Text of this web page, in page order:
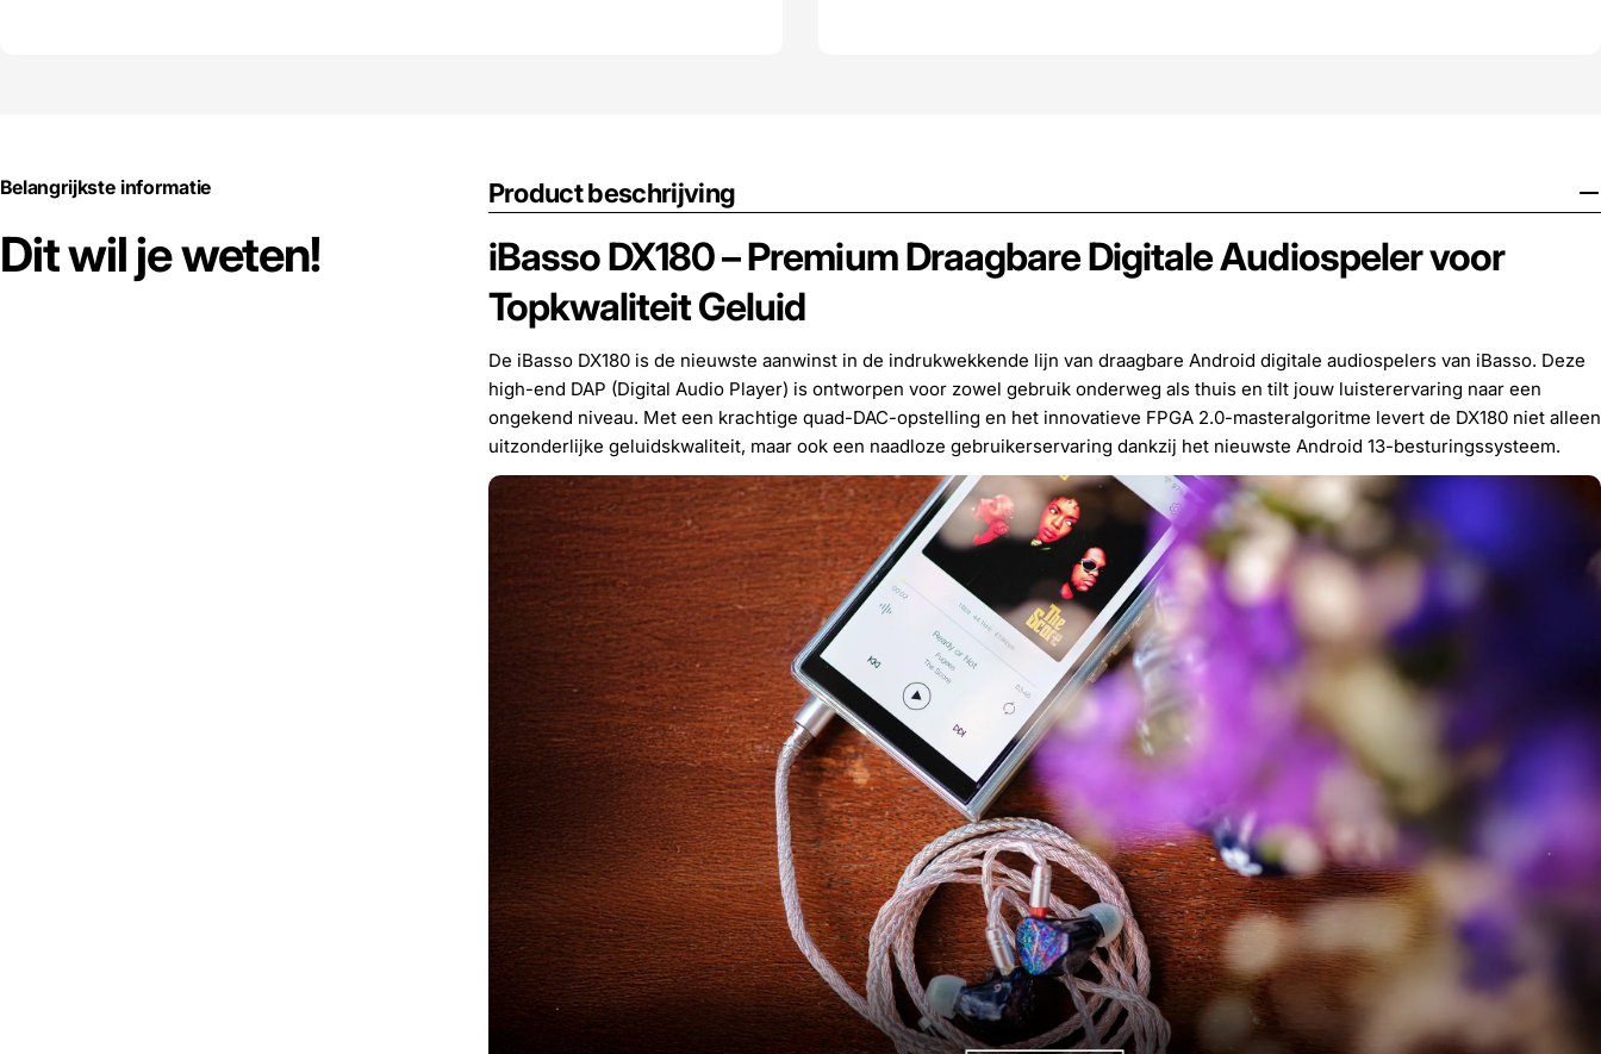
Belangrijkste informatie
Dit wil je weten!
Product beschrijving
iBasso DX180 – Premium Draagbare Digitale Audiospeler voor
Topkwaliteit Geluid
De iBasso DX180 is de nieuwste aanwinst in de indrukwekkende lijn van draagbare Android digitale audiospelers van iBasso. Deze
high-end DAP (Digital Audio Player) is ontworpen voor zowel gebruik onderweg als thuis en tilt jouw luisterervaring naar een
ongekend niveau. Met een krachtige quad-DAC-opstelling en het innovatieve FPGA 2.0-masteralgoritme levert de DX180 niet alleen
uitzonderlijke geluidskwaliteit, maar ook een naadloze gebruikerservaring dankzij het nieuwste Android 13-besturingssysteem.